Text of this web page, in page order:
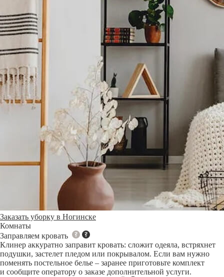
Заказать уборку в Ногинске
Комнаты
Заправляем кровать
Клинер аккуратно заправит кровать: сложит одеяла, встряхнет
подушки, застелет пледом или покрывалом. Если вам нужно
поменять постельное белье – заранее приготовьте комплект
и сообщите оператору о заказе дополнительной услуги.